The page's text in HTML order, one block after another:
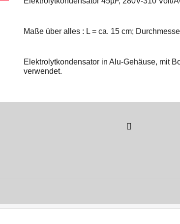
Maße über alles : L = ca. 15 cm;
Elektrolytkondensator in Alu-Gehäuse, mit
verwendet.